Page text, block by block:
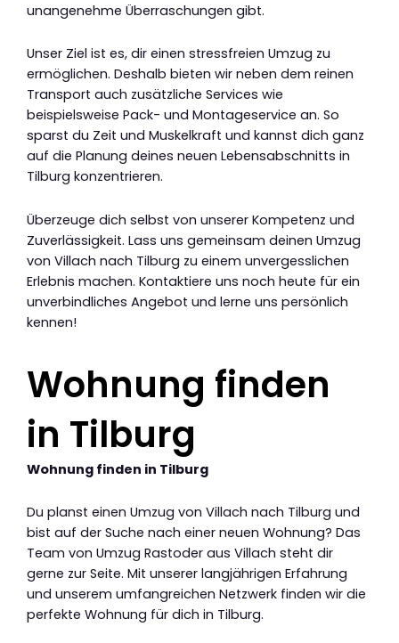
unangenehme Überraschungen gibt.
Unser Ziel ist es, dir einen stressfreien Umzug zu
ermöglichen. Deshalb bieten wir neben dem reinen
Transport auch zusätzliche Services wie
beispielsweise Pack- und Montageservice an. So
sparst du Zeit und Muskelkraft und kannst dich ganz
auf die Planung deines neuen Lebensabschnitts in
Tilburg konzentrieren.
Überzeuge dich selbst von unserer Kompetenz und
Zuverlässigkeit. Lass uns gemeinsam deinen Umzug
von Villach nach Tilburg zu einem unvergesslichen
Erlebnis machen. Kontaktiere uns noch heute für ein
unverbindliches Angebot und lerne uns persönlich
kennen!
Wohnung finden
in Tilburg
Wohnung finden in Tilburg
Du planst einen Umzug von Villach nach Tilburg und
bist auf der Suche nach einer neuen Wohnung? Das
Team von Umzug Rastoder aus Villach steht dir
gerne zur Seite. Mit unserer langjährigen Erfahrung
und unserem umfangreichen Netzwerk finden wir die
perfekte Wohnung für dich in Tilburg.